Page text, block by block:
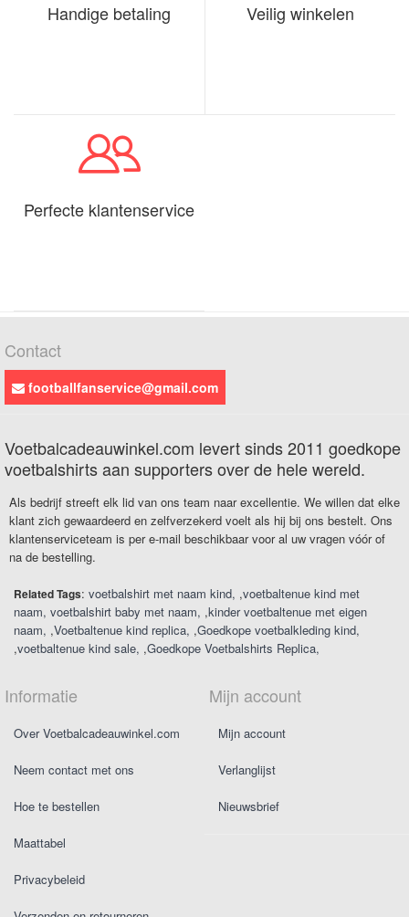
Handige betaling Veilig winkelen
Perfecte klantenservice
Contact
footballfanservice@gmail.com
Voetbalcadeauwinkel.com levert sinds 2011 goedkope
voetbalshirts aan supporters over de hele wereld.
Als bedrijf streeft elk lid van ons team naar excellentie. We willen dat elke
klant zich gewaardeerd en zelfverzekerd voelt als hij bij ons bestelt. Ons
klantenserviceteam is per e-mail beschikbaar voor al uw vragen vóór of
na de bestelling.
Related Tags: voetbalshirt met naam kind ,voetbaltenue kind met
naam voetbalshirt baby met naam ,kinder voetbaltenue met eigen
naam ,Voetbaltenue kind replica ,Goedkope voetbalkleding kind
,voetbaltenue kind sale ,Goedkope Voetbalshirts Replica
Informatie
Over Voetbalcadeauwinkel.com
Neem contact met ons
Hoe te bestellen
Maattabel
Privacybeleid
Mijn account
Mijn account
Verlanglijst
Nieuwsbrief